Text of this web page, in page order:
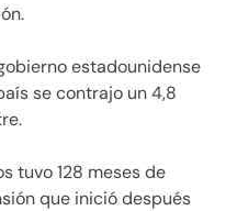
estadounidense
se contrajo un 4,8
tuvo 128 meses de
que inició después